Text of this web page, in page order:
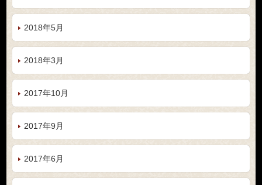
2018年5月
2018年3月
2017年10月
2017年9月
2017年6月